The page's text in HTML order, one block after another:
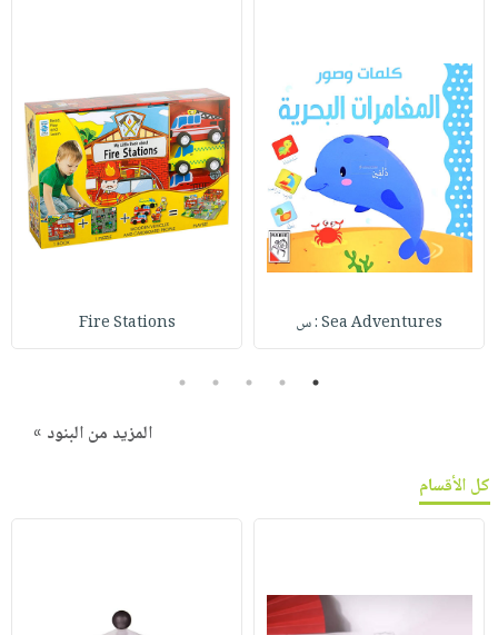
Sea Adventures : س Fire Stations
1
2
3
4
5
المزيد من البنود »
كل الأقسام